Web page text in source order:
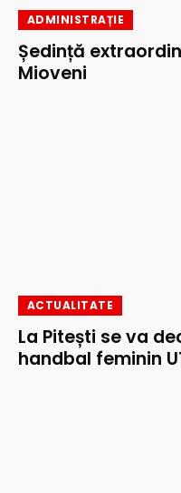
ADMINISTRAȚIE
Ședință
Mioveni
ACTUALITATE
La Pitești se va
handbal feminin